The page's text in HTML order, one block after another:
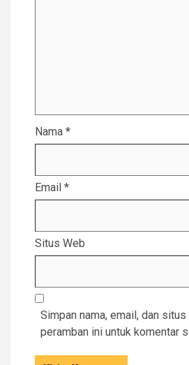
Nama *
Email *
Situs Web
Simpan nama, email, dan
peramban ini untuk komentar